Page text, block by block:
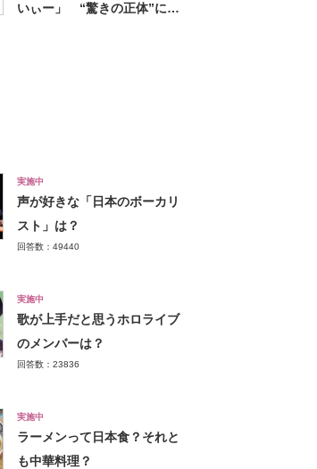
いぃー」 “驚きの正体”に
実施中
声が好きな「日本のボーカリ
スト」は？
回答数：49440
実施中
歌が上手だと思うホロライブ
のメンバーは？
回答数：23836
実施中
ラーメンって日本食？それと
も中華料理？